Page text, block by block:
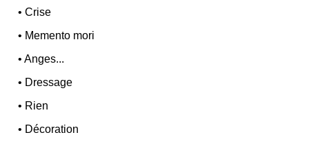
•Crise
• Memento mori
•Anges...
• Dressage
• Rien
• Décoration